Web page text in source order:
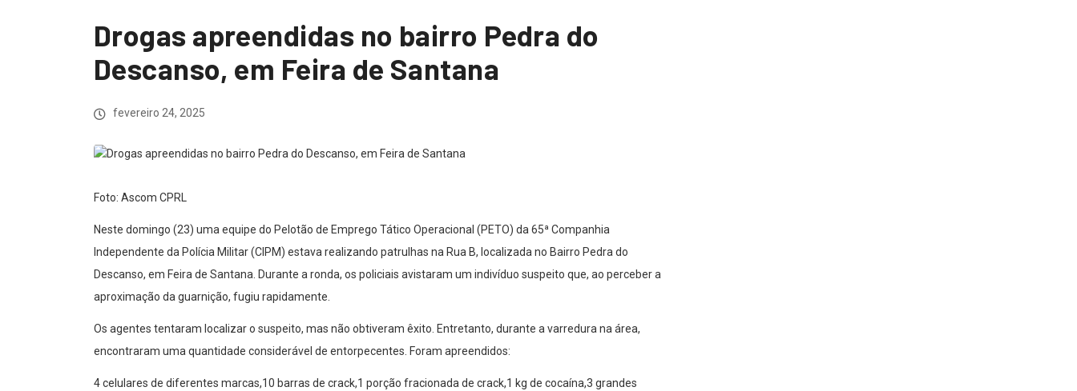
Drogas apreendidas no bairro Pedra do
Descanso, em Feira de Santana
fevereiro 24, 2025
Foto: Ascom CPRL
Neste domingo (23) uma equipe do Pelotão de Emprego Tático Operacional (PETO) da 65ª Companhia
Independente da Polícia Militar (CIPM) estava realizando patrulhas na Rua B, localizada no Bairro Pedra do
Descanso, em Feira de Santana. Durante a ronda, os policiais avistaram um indivíduo suspeito que, ao perceber a
aproximação da guarnição, fugiu rapidamente.
Os agentes tentaram localizar o suspeito, mas não obtiveram êxito. Entretanto, durante a varredura na área,
encontraram uma quantidade considerável de entorpecentes. Foram apreendidos:
4 celulares de diferentes marcas,10 barras de crack,1 porção fracionada de crack,1 kg de cocaína,3 grandes